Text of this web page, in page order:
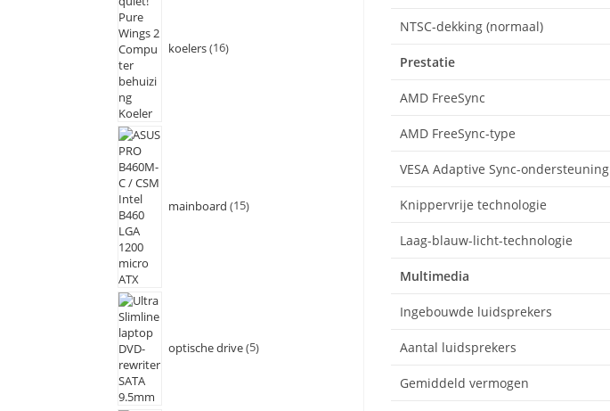
NTSC-dekking (normaal)
Prestatie
AMD FreeSync
AMD FreeSync-type
VESA Adaptive Sync-ondersteuning
Knippervrije technologie
Laag-blauw-licht-technologie
Multimedia
Ingebouwde luidsprekers
Aantal luidsprekers
Gemiddeld vermogen
koelers 16
mainboard 15
optische drive 5